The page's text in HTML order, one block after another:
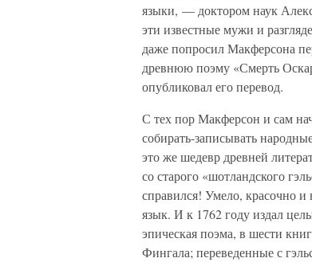
языки, — доктором наук
эти известные мужи и
даже попросил Макферсона
древнюю поэму «Смерть
опубликовал его перевод.
С тех пор Макферсон и сам
собирать-записывать
это же шедевр древней
со старого «шотландского
справился! Умело, красочно
язык. И к 1762 году издал
эпическая поэма, в шести
Фингала; переведенные с